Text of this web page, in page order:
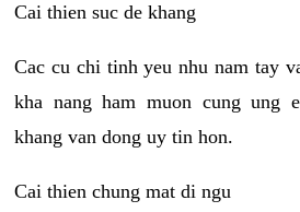
Cai thien suc de khang
Cac cu chi tinh yeu nhu nam tay
kha nang ham muon cung ung
khang van dong uy tin hon.
Cai thien chung mat di ngu